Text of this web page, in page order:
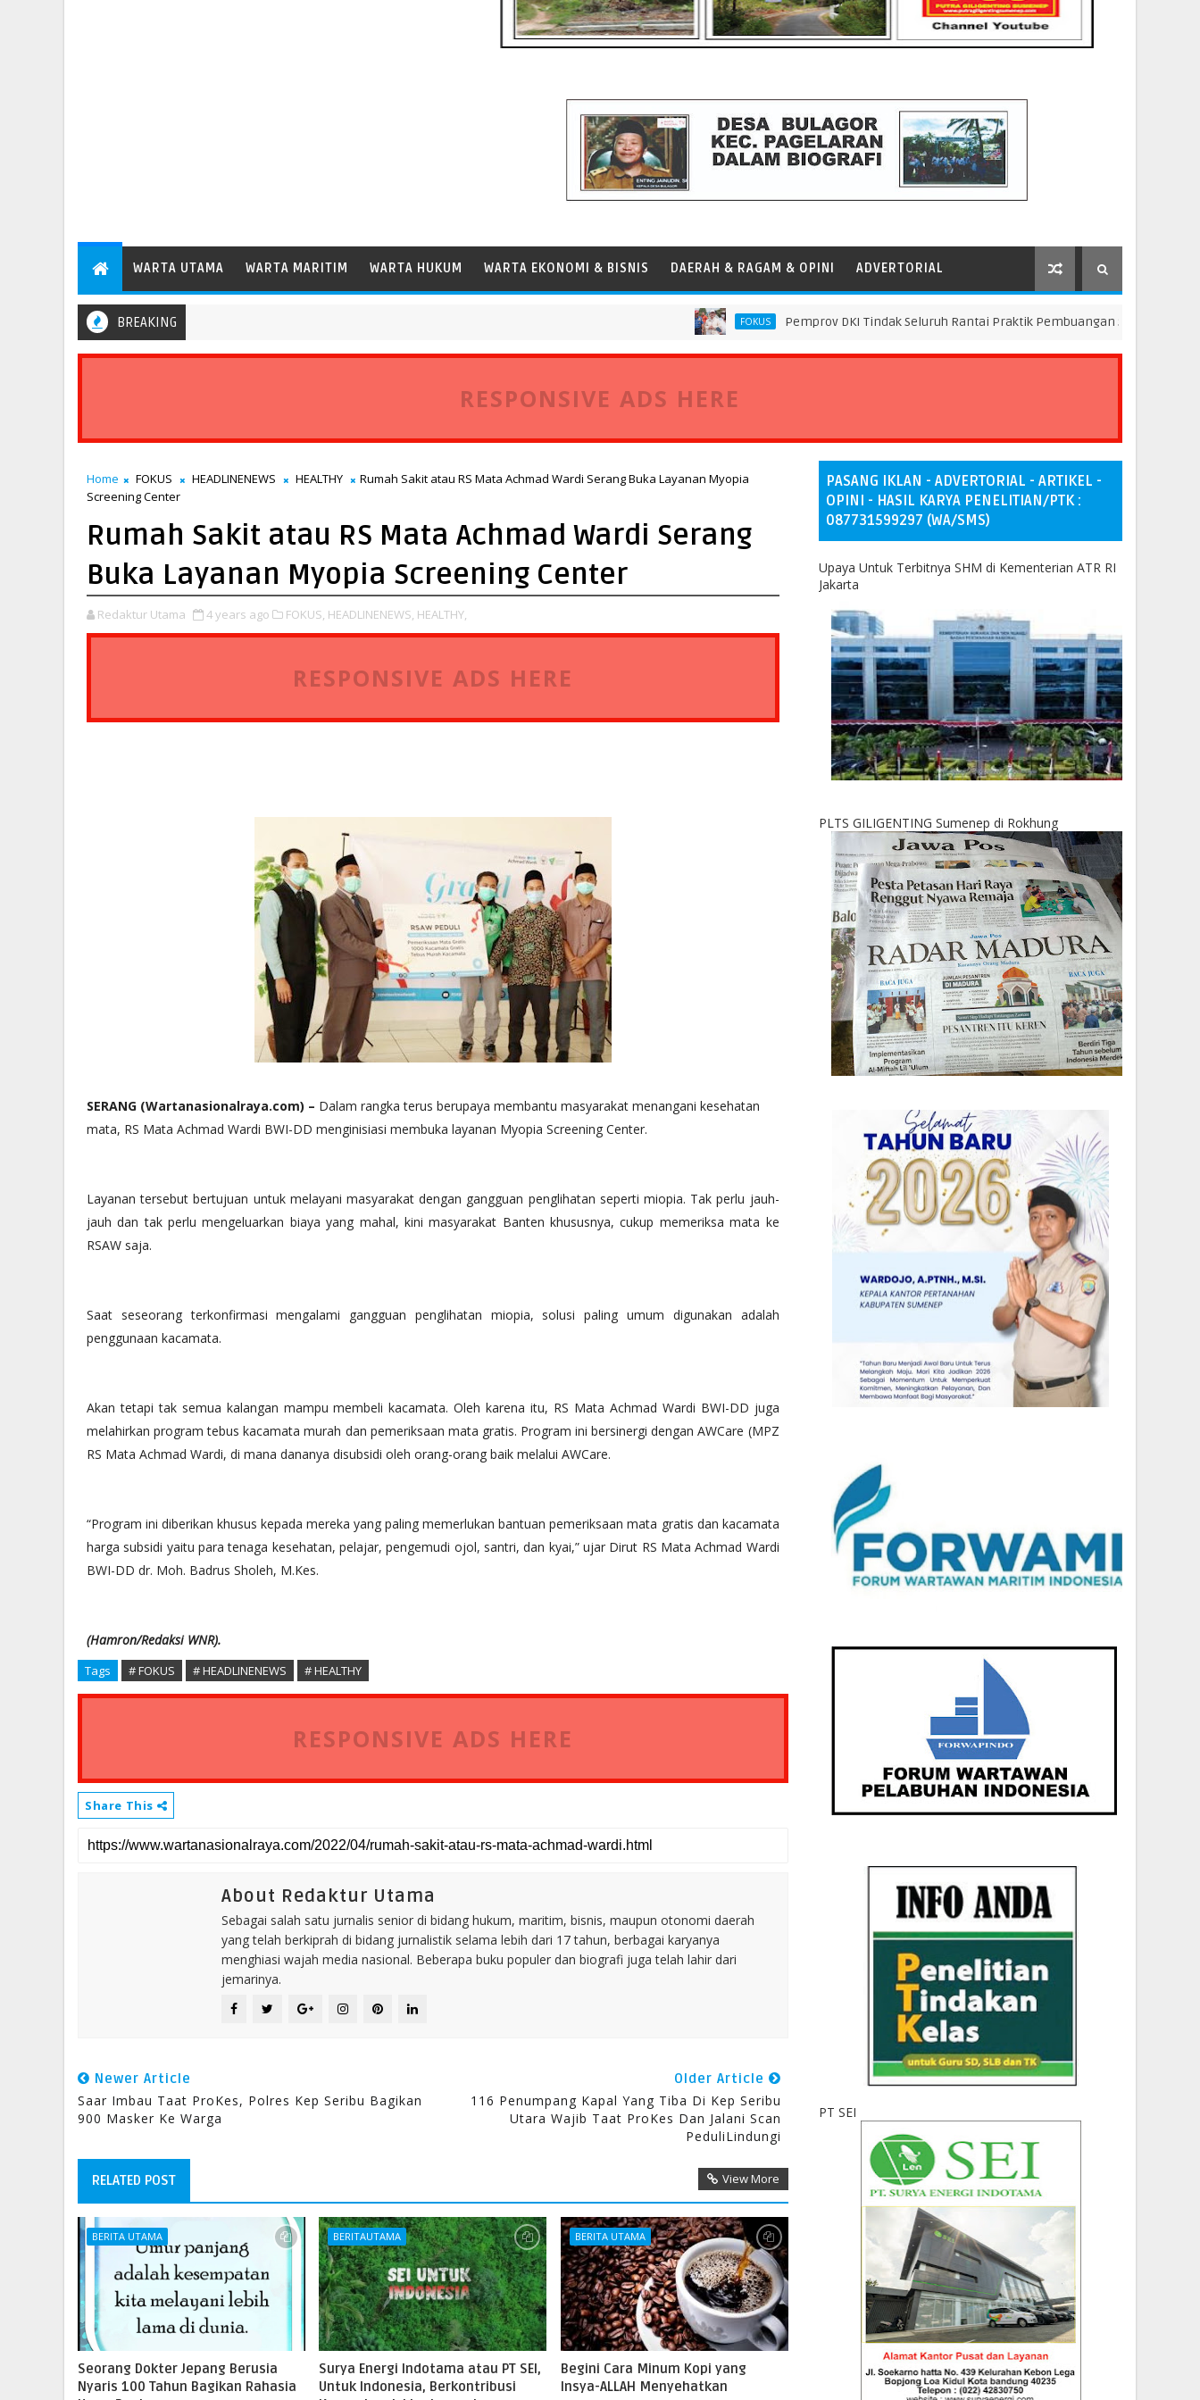
WARTA UTAMA WARTA MARITIM WARTA HUKUM WARTA EKONOMI & BISNIS DAERAH & RAGAM & OPINI ADVERTORIAL
BREAKING FOKUS Pemprov DKI Tindak Seluruh Rantai Praktik Pembuangan Sampah Ilegal di
Peti Kemas Besar Kelas Panamax
RESPONSIVE ADS HERE
Home FOKUS HEADLINENEWS HEALTHY
Rumah Sakit atau RS Mata Achmad Wardi Serang Buka Layanan Myopia
Screening Center
Rumah Sakit atau RS Mata Achmad Wardi Serang
Buka Layanan Myopia Screening Center
Redaktur Utama 4 years ago FOKUS, HEADLINENEWS, HEALTHY,
RESPONSIVE ADS HERE
SERANG (Wartanasionalraya.com) – Dalam rangka terus berupaya membantu masyarakat menangani kesehatan
mata, RS Mata Achmad Wardi BWI-DD menginisiasi membuka layanan Myopia Screening Center.
Layanan tersebut bertujuan untuk melayani masyarakat dengan gangguan penglihatan seperti miopia. Tak perlu jauh-
jauh dan tak perlu mengeluarkan biaya yang mahal, kini masyarakat Banten khususnya, cukup memeriksa mata ke
RSAW saja.
Saat seseorang terkonfirmasi mengalami gangguan penglihatan miopia, solusi paling umum digunakan adalah
penggunaan kacamata.
Akan tetapi tak semua kalangan mampu membeli kacamata. Oleh karena itu, RS Mata Achmad Wardi BWI-DD juga
melahirkan program tebus kacamata murah dan pemeriksaan mata gratis. Program ini bersinergi dengan AWCare (MPZ
RS Mata Achmad Wardi, di mana dananya disubsidi oleh orang-orang baik melalui AWCare.
“Program ini diberikan khusus kepada mereka yang paling memerlukan bantuan pemeriksaan mata gratis dan kacamata
harga subsidi yaitu para tenaga kesehatan, pelajar, pengemudi ojol, santri, dan kyai,” ujar Dirut RS Mata Achmad Wardi
BWI-DD dr. Moh. Badrus Sholeh, M.Kes.
(Hamron/Redaksi WNR).
Tags # FOKUS # HEADLINENEWS # HEALTHY
RESPONSIVE ADS HERE
Share This
About Redaktur Utama
Sebagai salah satu jurnalis senior di bidang hukum, maritim, bisnis, maupun otonomi daerah
yang telah berkiprah di bidang jurnalistik selama lebih dari 17 tahun, berbagai karyanya
menghiasi wajah media nasional. Beberapa buku populer dan biografi juga telah lahir dari
jemarinya.
Newer Article
Saar Imbau Taat ProKes, Polres Kep Seribu Bagikan
900 Masker Ke Warga
Older Article
116 Penumpang Kapal Yang Tiba Di Kep Seribu
Utara Wajib Taat ProKes Dan Jalani Scan
PeduliLindungi
RELATED POST View More
BERITA UTAMA
Seorang Dokter Jepang Berusia
Nyaris 100 Tahun Bagikan Rahasia
BERITAUTAMA
Surya Energi Indotama atau PT SEI,
Untuk Indonesia, Berkontribusi
BERITA UTAMA
Begini Cara Minum Kopi yang
Insya-ALLAH Menyehatkan
PASANG IKLAN - ADVERTORIAL - ARTIKEL -
OPINI - HASIL KARYA PENELITIAN/PTK :
087731599297 (WA/SMS)
Upaya Untuk Terbitnya SHM di Kementerian ATR RI
Jakarta
PLTS GILIGENTING Sumenep di Rokhung
PT SEI